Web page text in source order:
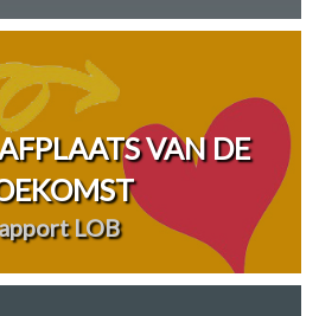
VAN DE
LOB